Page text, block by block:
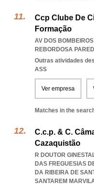
Ccp Clube De
Formação
AV DOS
REBORDOSA
Outras atividades
ASS
Ver empresa
Matches in the
C.c.p. & C.
Cazaquistão
R DOUTOR
DAS FREGUESIAS
DA RIBEIRA DE
SANTAREM